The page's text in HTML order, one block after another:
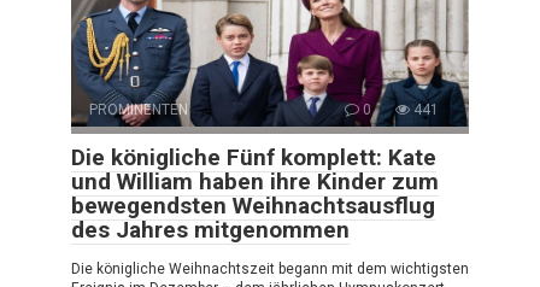
PROMINENTEN 0 441
Die königliche Fünf komplett: Kate
und William haben ihre Kinder zum
bewegendsten Weihnachtsausflug
des Jahres mitgenommen
Die königliche Weihnachtszeit begann mit dem wichtigsten